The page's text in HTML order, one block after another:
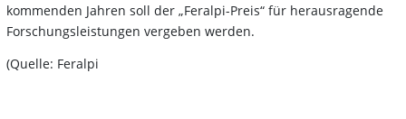
kommenden Jahren soll der „Feralpi-Preis“ für herausragende
Forschungsleistungen vergeben werden.
(Quelle: Feralpi